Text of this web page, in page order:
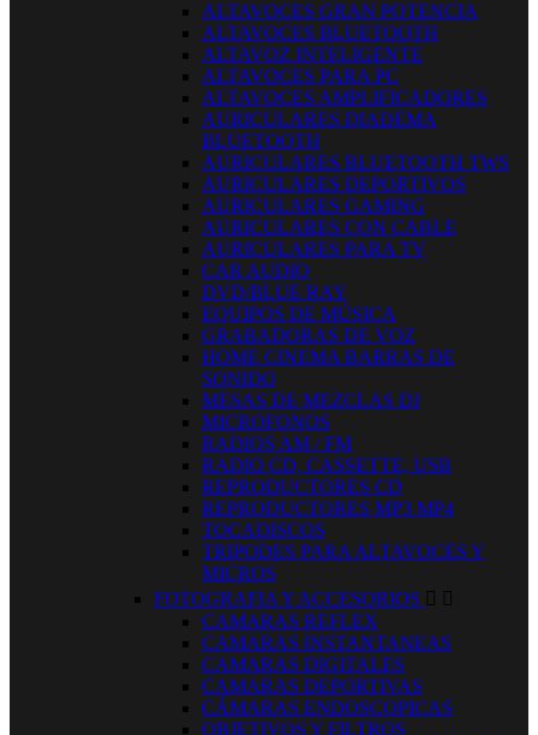
ALTAVOCES GRAN POTENCIA
ALTAVOCES BLUETOOTH
ALTAVOZ INTELIGENTE
ALTAVOCES PARA PC
ALTAVOCES AMPLIFICADORES
AURICULARES DIADEMA
BLUETOOTH
AURICULARES BLUETOOTH TWS
AURICULARES DEPORTIVOS
AURICULARES GAMING
AURICULARES CON CABLE
AURICULARES PARA TV
CAR AUDIO
DVD/BLUE RAY
EQUIPOS DE MÚSICA
GRABADORAS DE VOZ
HOME CINEMA BARRAS DE
SONIDO
MESAS DE MEZCLAS DJ
MICROFONOS
RADIOS AM / FM
RADIO CD, CASSETTE, USB
REPRODUCTORES CD
REPRODUCTORES MP3 MP4
TOCADISCOS
TRIPODES PARA ALTAVOCES Y
MICROS
FOTOGRAFIA Y ACCESORIOS  
CAMARAS REFLEX
CAMARAS INSTANTANEAS
CAMARAS DIGITALES
CAMARAS DEPORTIVAS
CÁMARAS ENDOSCOPICAS
OBJETIVOS Y FILTROS